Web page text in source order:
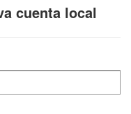
cuenta local